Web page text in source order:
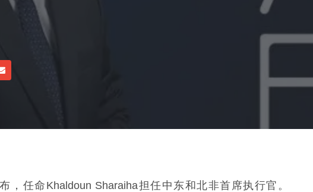
任命Khaldoun Sharaiha担任中东和北非首席执行官。